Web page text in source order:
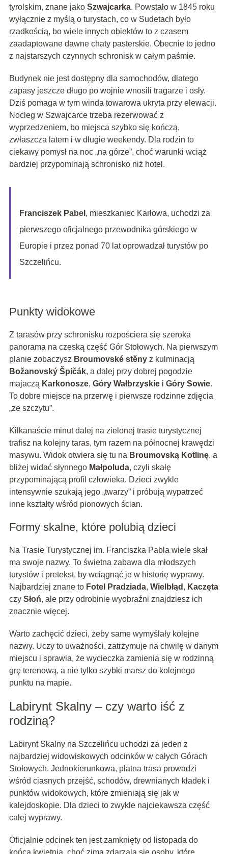
tyrolskim, znane jako Szwajcarka. Powstało w 1845 roku
wyłącznie z myślą o turystach, co w Sudetach było
rzadkością, bo wiele innych obiektów to z czasem
zaadaptowane dawne chaty pasterskie. Obecnie to jedno
z najstarszych czynnych schronisk w całym paśmie.
Budynek nie jest dostępny dla samochodów, dlatego
zapasy jeszcze długo po wojnie wnosili tragarze i osły.
Dziś pomaga w tym winda towarowa ukryta przy elewacji.
Nocleg w Szwajcarce trzeba rezerwować z
wyprzedzeniem, bo miejsca szybko się kończą,
zwłaszcza latem i w długie weekendy. Dla rodzin to
ciekawy pomysł na noc „na górze”, choć warunki wciąż
bardziej przypominają schronisko niż hotel.
Franciszek Pabel , mieszkaniec Karłowa, uchodzi za
pierwszego oficjalnego przewodnika górskiego w
Europie i przez ponad 70 lat oprowadzał turystów po
Szczelińcu.
Punkty widokowe
Z tarasów przy schronisku rozpościera się szeroka
panorama na czeską część Gór Stołowych. Na pierwszym
planie zobaczysz Broumovské stěnyz kulminacją
Božanovský Špičák, a dalej przy dobrej pogodzie
majaczą Karkonosze, Góry Wałbrzyskiei Góry Sowie.
To dobre miejsce na przerwę i pierwsze rodzinne zdjęcia
„ze szczytu”.
Kilkanaście minut dalej na zielonej trasie turystycznej
trafisz na kolejny taras, tym razem na północnej krawędzi
masywu. Widok otwiera się tu na Broumovską Kotlinę, a
bliżej widać słynnego Małpoluda, czyli skałę
przypominającą profil człowieka. Dzieci zwykle
intensywnie szukają jego „twarzy” i próbują wypatrzeć
inne kształty wśród pionowych ścian.
Formy skalne, które polubią dzieci
Na Trasie Turystycznej im. Franciszka Pabla wiele skał
ma swoje nazwy. To świetna zabawa dla młodszych
turystów i pretekst, by wciągnąć je w historię wyprawy.
Najbardziej znane to Fotel Pradziada, Wielbłąd , Kaczęta
czy Słoń, ale przy odrobinie wyobraźni znajdziesz ich
znacznie więcej.
Warto zachęcić dzieci, żeby same wymyślały kolejne
nazwy. Uczy to uważności, zatrzymuje na chwilę w danym
miejscu i sprawia, że wycieczka zamienia się w rodzinną
grę terenową, a nie tylko szybki marsz do kolejnego
punktu na mapie.
Labirynt Skalny – czy warto iść z
rodziną?
Labirynt Skalny na Szczelińcu uchodzi za jeden z
najbardziej widowiskowych odcinków w całych Górach
Stołowych. Jednokierunkowa, płatna trasa prowadzi
wśród ciasnych przejść, schodów, drewnianych kładek i
punktów widokowych, które zmieniają się jak w
kalejdoskopie. Dla dzieci to zwykle najciekawsza część
całej wyprawy.
Oficjalnie odcinek ten jest zamknięty od listopada do